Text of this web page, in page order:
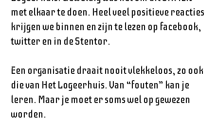
met elkaar te doen. Heel veel positieve reacties
krijgen we binnen en zijn te lezen op facebook,
twitter en in de Stentor.
Een organisatie draait nooit vlekkeloos, zo ook
die van Het Logeerhuis. Van “fouten” kan je
leren. Maar je moet er soms wel op gewezen
worden.